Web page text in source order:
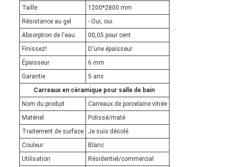
Taille
1200*2800 mm
Résistance au gel
- Oui, oui.
Absorption de l'eau
00,05 pour cent
Finissez!
D'une épaisseur
Épaisseur
6 mm
Garantie
5 ans
Carreaux en céramique pour salle de bain
Nom du produit
Carreaux de porcelaine vitrée
Matériel
Polissé/maté
Traitement de surface
Je suis désolé.
Couleur
Blanc
Utilisation
Résidentiel/commercial